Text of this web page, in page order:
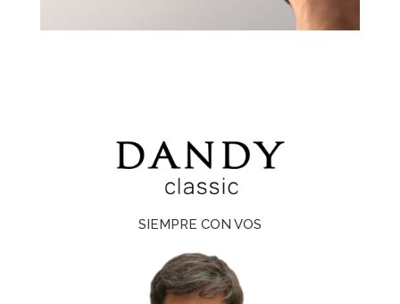
SIEMPRE CON VOS